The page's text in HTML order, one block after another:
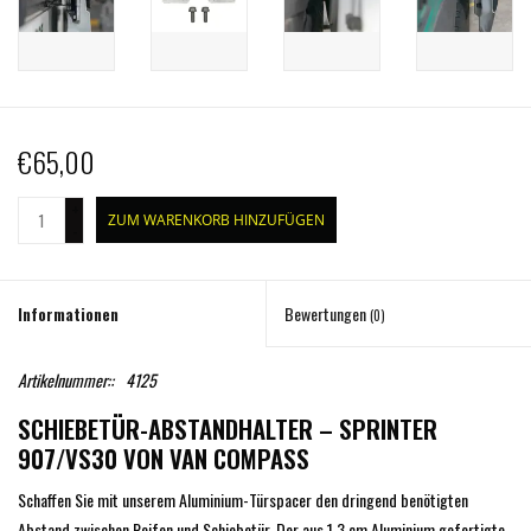
€65,00
ZUM WARENKORB HINZUFÜGEN
Informationen Bewertungen(0)
Artikelnummer:: 4125
SCHIEBETÜR-ABSTANDHALTER – SPRINTER
907/VS30 VON VAN COMPASS
Schaffen Sie mit unserem Aluminium-Türspacer den dringend benötigten